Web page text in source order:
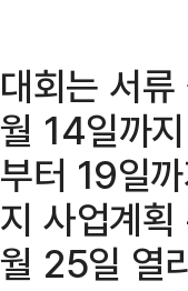
대회는 서
월 14일까
부터 19일
지 사업계
월 25일 열